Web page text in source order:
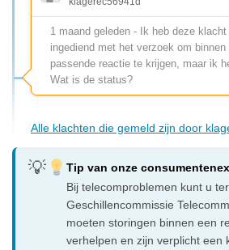
1 maand geleden - Ik heb deze
ingediend met het verzoek om binnen
passende reactie te krijgen, maar ik
Wat is de status?
Alle klachten die gemeld zijn door
Tip van onze
Bij telecomproblemen kunt u
Geschillencommissie
moeten storingen binnen een
verhelpen en zijn verplicht een